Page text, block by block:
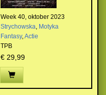
Week 40, oktober 2023
Strychowska, Motyka
Fantasy,Actie
TPB
€ 29,99